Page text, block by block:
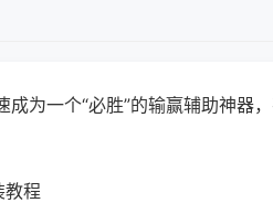
为一个“必胜”的输赢辅助神器
程